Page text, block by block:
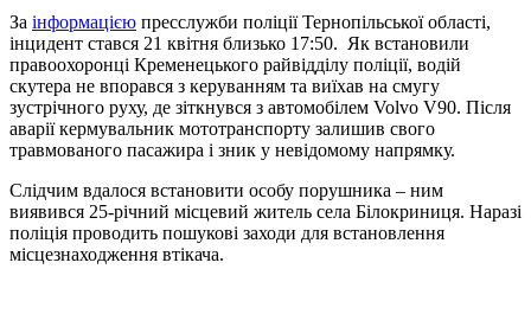
За інформацією пресслужби поліції Тернопільської області,
інцидент стався 21 квітня близько 17:50. Як встановили
правоохоронці Кременецького райвідділу поліції, водій
скутера не впорався з керуванням та виїхав на смугу
зустрічного руху, де зіткнувся з автомобілем Volvo V90. Після
аварії кермувальник мототранспорту залишив свого
травмованого пасажира і зник у невідомому напрямку.
Слідчим вдалося встановити особу порушника – ним
виявився 25-річний місцевий житель села Білокриниця. Наразі
поліція проводить пошукові заходи для встановлення
місцезнаходження втікача.